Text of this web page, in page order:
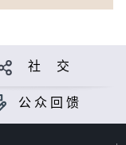
社 交
公众回馈